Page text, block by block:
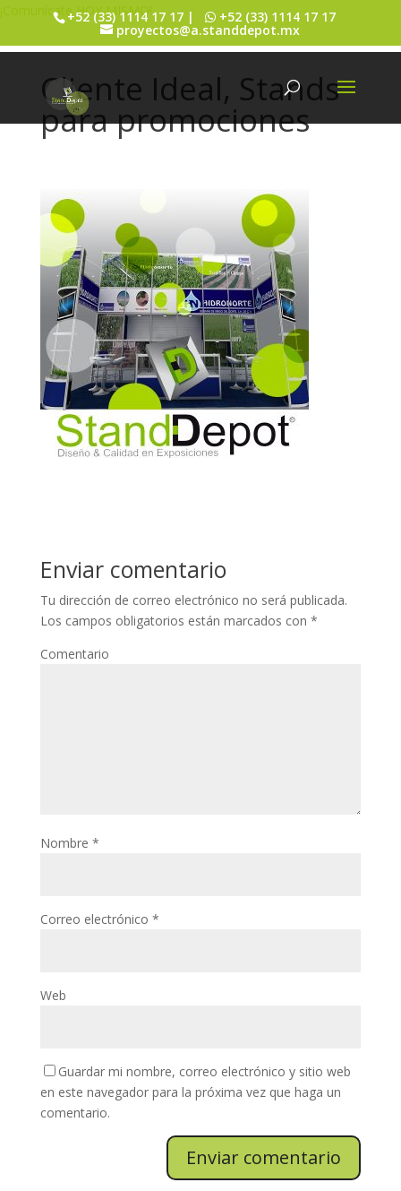
¡Comunícate HOY MISMO!
+52 (33) 1114 17 17 | +52 (33) 1114 17 17
proyectos@a.standdepot.mx
Cliente Ideal, Stands
para promociones
Enviar comentario
Tu dirección de correo electrónico no será publicada.
Los campos obligatorios están marcados con *
Comentario
Nombre *
Correo electrónico *
Web
Guardar mi nombre, correo electrónico y sitio web
en este navegador para la próxima vez que haga un
comentario.